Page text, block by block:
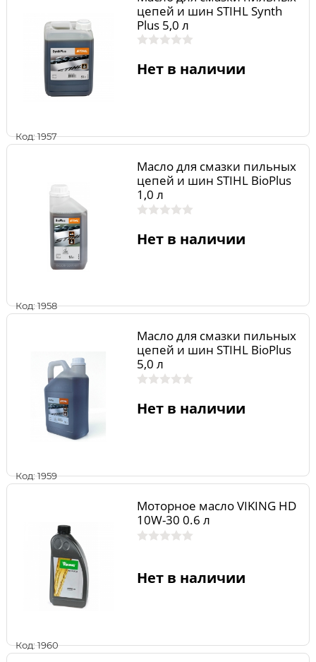
Код: 1957
цепей и шин STIHL Synth
Plus 5,0 л
Нет в наличии
Код: 1958
Масло для смазки пильных
цепей и шин STIHL BioPlus
1,0 л
Нет в наличии
Код: 1959
Масло для смазки пильных
цепей и шин STIHL BioPlus
5,0 л
Нет в наличии
Код: 1960
Моторное масло VIKING HD
10W-30 0.6 л
Нет в наличии